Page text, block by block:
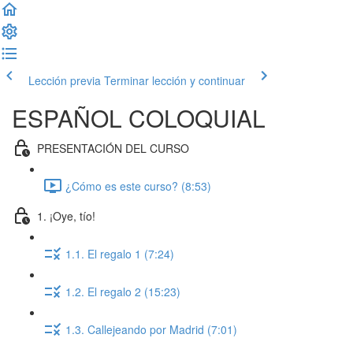
Lección previa Terminar lección y continuar
ESPAÑOL COLOQUIAL
PRESENTACIÓN DEL CURSO
¿Cómo es este curso? (8:53)
1. ¡Oye, tío!
1.1. El regalo 1 (7:24)
1.2. El regalo 2 (15:23)
1.3. Callejeando por Madrid (7:01)